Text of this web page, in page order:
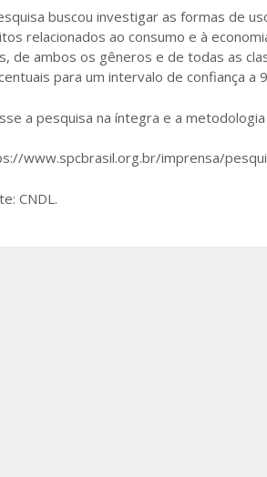
buscou investigar as formas de
relacionados ao consumo e à
de ambos os gêneros e de todas as
para um intervalo de confiança a
a pesquisa na íntegra e a metodologia
www.spcbrasil.org.br/imprensa/
CNDL.